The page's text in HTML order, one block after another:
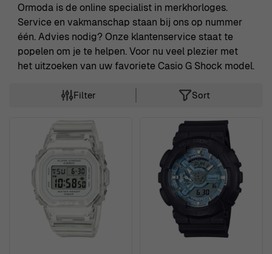
Ormoda is de online specialist in merkhorloges.
Service en vakmanschap staan bij ons op nummer
één. Advies nodig? Onze klantenservice staat te
popelen om je te helpen. Voor nu veel plezier met
het uitzoeken van uw favoriete Casio G Shock model.
Skip to product list
Filter Sort